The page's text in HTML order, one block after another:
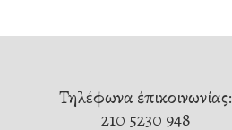
Τηλέφωνα ἐπικοινωνίας:
210 5230 948